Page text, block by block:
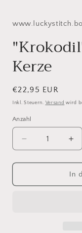
Kerze
Normaler
Preis
€22,95 EUR
Inkl. Steuern. Versand wird
Anzahl
Verringere
die
Menge
die
für
In